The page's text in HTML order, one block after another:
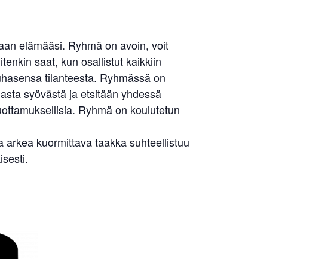
elämääsi. Ryhmä on avoin, voit
saat, kun osallistut kaikkiin
tilanteesta. Ryhmässä on
syövästä ja etsitään yhdessä
Ryhmä on koulutetun
kuormittava taakka suhteellistuu